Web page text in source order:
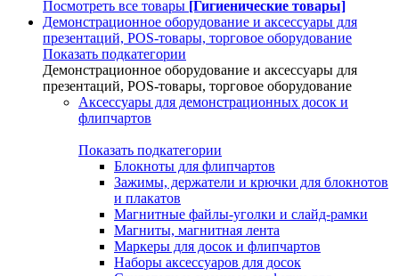
Посмотреть все товары [Гигиенические товары]
Демонстрационное оборудование и аксессуары для
презентаций, POS-товары, торговое оборудование
Показать подкатегории
Демонстрационное оборудование и аксессуары для
презентаций, POS-товары, торговое оборудование
Аксессуары для демонстрационных досок и
флипчартов
Показать подкатегории
Блокноты для флипчартов
Зажимы, держатели и крючки для блокнотов
и плакатов
Магнитные файлы-уголки и слайд-рамки
Магниты, магнитная лента
Маркеры для досок и флипчартов
Наборы аксессуаров для досок